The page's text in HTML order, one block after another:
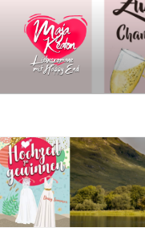
Inhalt
springen
MAJA